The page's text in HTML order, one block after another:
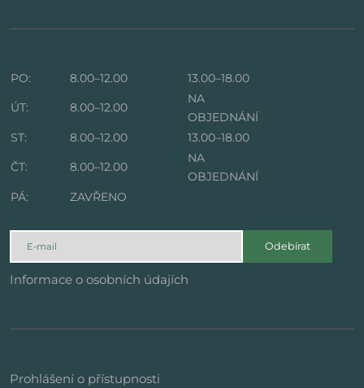
PO: 8.00–12.00
13.00–18.00
ÚT:
8.00–12.00
NA
OBJEDNÁNÍ
ST:
8.00–12.00
13.00–18.00
ČT:
8.00–12.00
NA
OBJEDNÁNÍ
PÁ:
ZAVŘENO
Odebírat
Informace o osobních údajích
Prohlášení o přístupnosti